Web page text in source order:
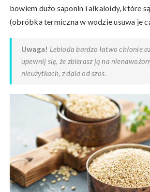
bowiem dużo saponin i alkaloidy, które
(obróbka termiczna w wodzie usuwa je
Uwaga! Lebioda bardzo łatwo chłonie
upewnij się, że zbierasz ją na
nieużytkach, z dala od szos.